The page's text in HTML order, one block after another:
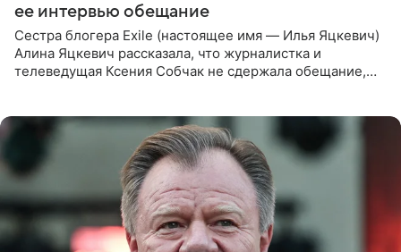
ее интервью обещание
Сестра блогера Exile (настоящее имя — Илья Яцкевич)
Алина Яцкевич рассказала, что журналистка и
телеведущая Ксения Собчак не сдержала обещание,